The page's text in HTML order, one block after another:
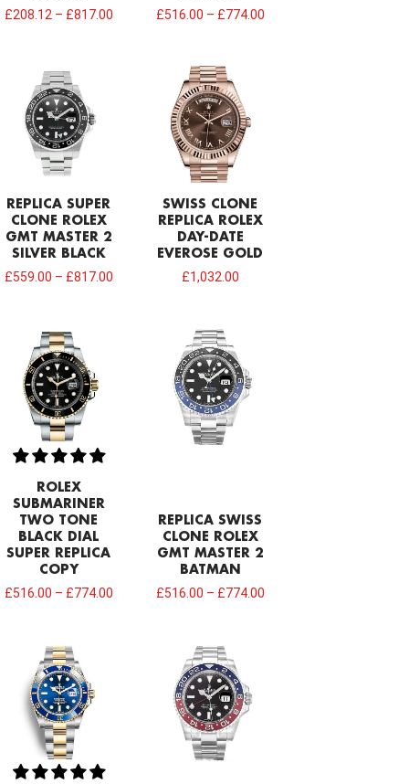
£208.12– £817.00
£516.00 – £774.00
REPLICA SUPER
CLONE ROLEX
GMT MASTER 2
SILVER BLACK
£559.00 – £817.00
SWISS CLONE
REPLICA ROLEX
DAY-DATE
EVEROSE GOLD
£1,032.00
ROLEX
SUBMARINER
TWO TONE
BLACK DIAL
SUPER REPLICA
COPY
£516.00 – £774.00
REPLICA SWISS
CLONE ROLEX
GMT MASTER 2
BATMAN
£516.00 – £774.00